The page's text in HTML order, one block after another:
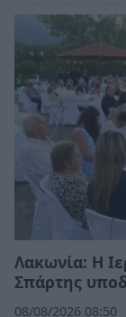
Λακωνία: Η
Σπάρτης
08/08/2026 08:50